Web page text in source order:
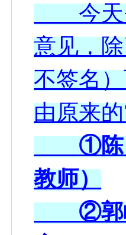
今天是
意见，
不签名
由原来
①陈
教师）
②郭峰